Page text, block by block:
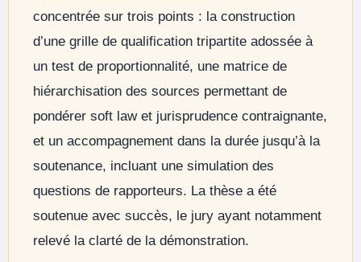
concentrée sur trois points : la construction
d’une grille de qualification tripartite adossée à
un test de proportionnalité, une matrice de
hiérarchisation des sources permettant de
pondérer soft law et jurisprudence contraignante,
et un accompagnement dans la durée jusqu’à la
soutenance, incluant une simulation des
questions de rapporteurs. La thèse a été
soutenue avec succès, le jury ayant notamment
relevé la clarté de la démonstration.